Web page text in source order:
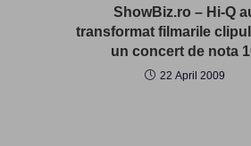
ShowBiz.ro – Hi-Q
transformat filmarile
un concert de nota
22 April 2009